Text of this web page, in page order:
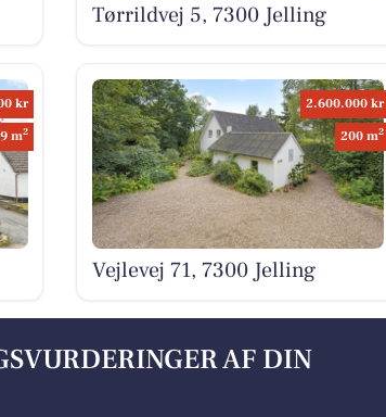
Tørrildvej 5, 7300 Jelling
kr
m2
2.600.000 kr
200 m2
Vejlevej 71, 7300 Jelling
AF DIN